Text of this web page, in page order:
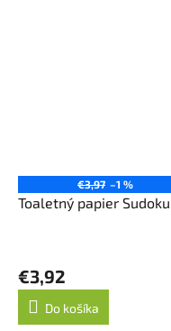
€3,97 –1 %
Toaletný papier Sudoku
€3,92
Do košíka